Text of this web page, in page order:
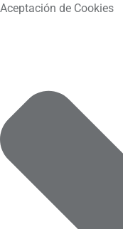
Aceptación de Cookies